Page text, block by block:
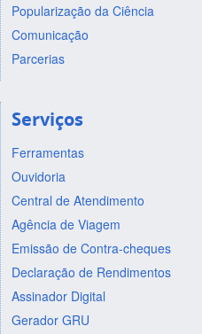
Popularização da Ciência
Comunicação
Parcerias
Serviços
Ferramentas
Ouvidoria
Central de Atendimento
Agência de Viagem
Emissão de Contra-cheques
Declaração de Rendimentos
Assinador Digital
Gerador GRU